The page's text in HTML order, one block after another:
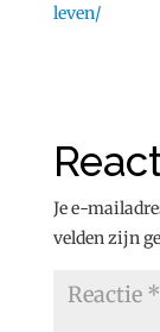
leven/
Je e-
velden zijn